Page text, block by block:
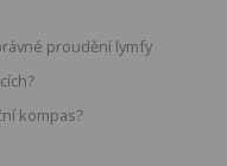
proudění lymfy
kompas?